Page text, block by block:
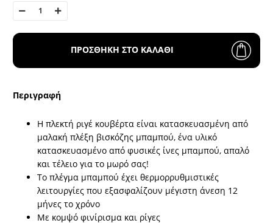
ΠΡΟΣΘΗΚΗ ΣΤΟ ΚΑΛΑΘΙ
Περιγραφή
Η πλεκτή ριγέ κουβέρτα είναι κατασκευασμένη από
μαλακή πλέξη βισκόζης μπαμπού, ένα υλικό
κατασκευασμένο από φυσικές ίνες μπαμπού, απαλό
και τέλειο για το μωρό σας!
Το πλέγμα μπαμπού έχει θερμορρυθμιστικές
λειτουργίες που εξασφαλίζουν μέγιστη άνεση 12
μήνες το χρόνο
Με κομψό φινίρισμα και ρίγες